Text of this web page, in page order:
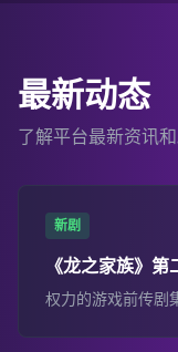
最新动态
了解平台最新资讯
新剧
《龙之家族》第
权力的游戏前传剧